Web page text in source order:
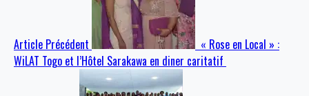
Article Précédent
« Rose en Local » :
WiLAT Togo et l’Hôtel Sarakawa en diner caritatif